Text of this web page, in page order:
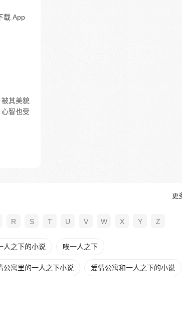
载 App
其美貌
智也受
更
R S T U V W X Y Z
人之下的小说 唉一人之下
公寓里的一人之下小说 爱情公寓和一人之下的小说